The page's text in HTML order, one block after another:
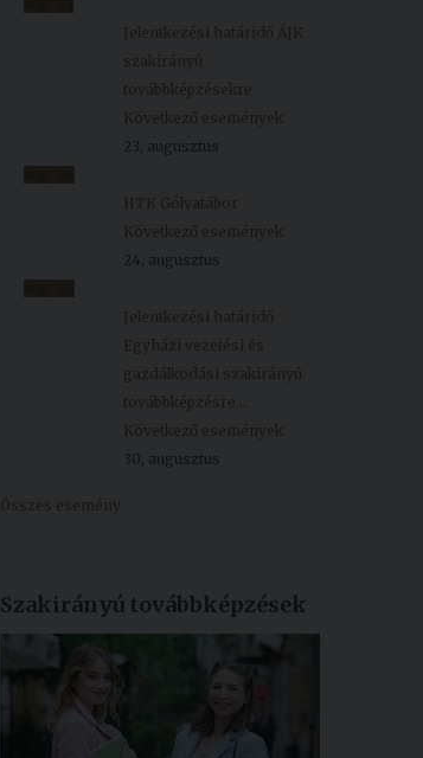
Jelentkezési határidő ÁJK
szakirányú
továbbképzésekre
Következő események
23, augusztus
HTK Gólyatábor
Következő események
24, augusztus
Jelentkezési határidő
Egyházi vezetési és
gazdálkodási szakirányú
továbbképzésre...
Következő események
30, augusztus
Összes esemény
Szakirányú továbbképzések